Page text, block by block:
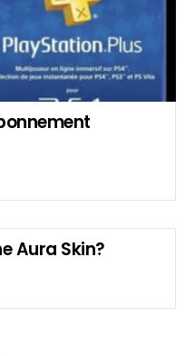
Aura Skin?